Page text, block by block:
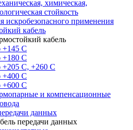
химическая,
стойкость
искробезопасного применения
кабель
кабель
+145 С
+180 C
+205 С, +260 С
+400 C
+600 С
и компенсационные
данных
передачи данных